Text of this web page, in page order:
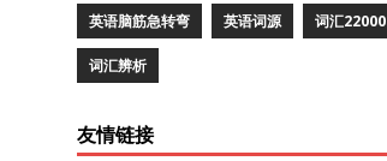
英语脑筋急转弯 英语词源 词汇22000
词汇辨析
友情链接